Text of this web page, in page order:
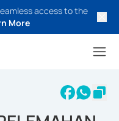
access to the
More